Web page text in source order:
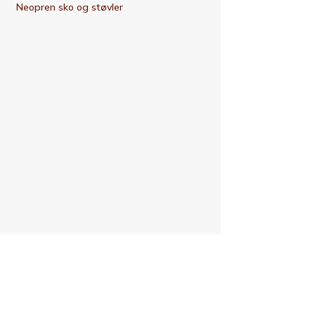
Neopren sko og støvler